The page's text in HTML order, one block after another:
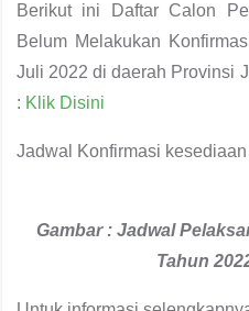
Berikut ini Daftar Calon
Belum Melakukan
Juli 2022 di daerah Provinsi
: Klik Disini
Jadwal Konfirmasi
Gambar : Jadwal
Tahun